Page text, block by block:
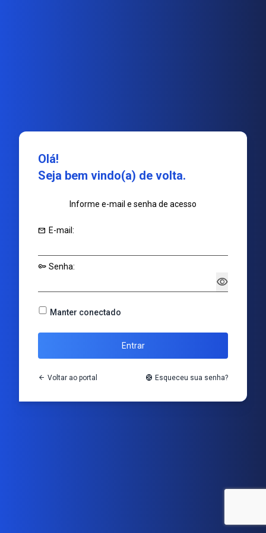
Olá!
Seja bem vindo(a) de volta.
Informe e-mail e senha de acesso
mail E-mail:
key Senha:
visibility
Manter conectado
Entrar
arrow_back Voltar ao portal support Esqueceu sua senha?